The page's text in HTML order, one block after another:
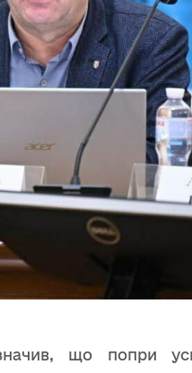
що попри